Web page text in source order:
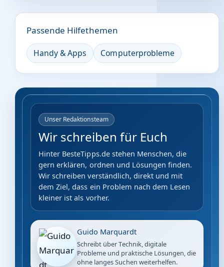
Passende Hilfethemen
Handy & Apps Computerprobleme
Unser Redaktionsteam
Wir schreiben für Euch
Hinter BesteTipps.de stehen Menschen, die
gern erklären, ordnen und Lösungen finden.
Wir schreiben verständlich, direkt und mit
dem Ziel, dass ein Problem nach dem Lesen
kleiner ist als vorher.
Guido Marquardt
Schreibt über Technik, digitale
Probleme und praktische Lösungen, die
ohne langes Suchen weiterhelfen.